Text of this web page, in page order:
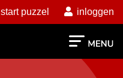
start puzzel inloggen